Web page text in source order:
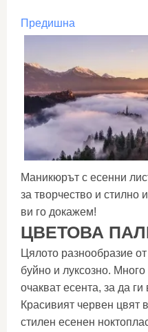
Предишна
Маникюрът с есенни
за творчество и стилно
ви го докажем!
ЦВЕТОВА
Цялото разнообразие
буйно и луксозно.
очакват есента, за да
Красивият червен цвят
стилен есенен